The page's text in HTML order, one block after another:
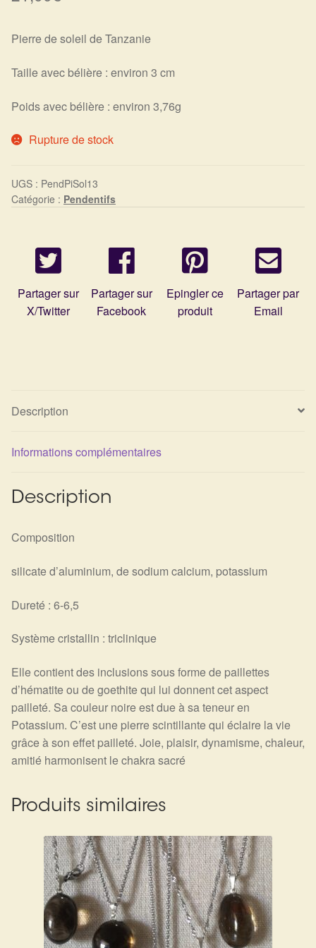
Sels de bain
Déco
Cadeaux de naissance
Arts Divinatoires : Percez les Mystères de l’Invisible
intérieur
Les pierres en détail
Test — Quelle Gardienne ?
Mon compte
Validation de la commande
Détails du compte
Commandes
Panier
Pierre de soleil de Tanzanie
Taille avec bélière : environ 3 cm
Poids avec bélière : environ 3,76g
Rupture de stock
UGS : PendPiSol13
Catégorie : Pendentifs
Partager sur
X/Twitter
Partager sur
Facebook
Epingler ce
produit
Partager par
Email
Description
Informations complémentaires
Description
Composition
silicate d’aluminium, de sodium calcium, potassium
Dureté : 6-6,5
Système cristallin : triclinique
Elle contient des inclusions sous forme de paillettes
d’hématite ou de goethite qui lui donnent cet aspect
pailleté. Sa couleur noire est due à sa teneur en
Potassium. C’est une pierre scintillante qui éclaire la vie
grâce à son effet pailleté. Joie, plaisir, dynamisme, chaleur,
amitié harmonisent le chakra sacré
Produits similaires